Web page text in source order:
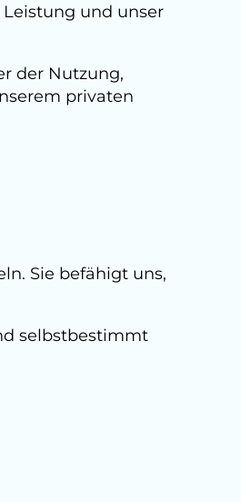
und unser
der Nutzung,
privaten
Sie befähigt uns,
selbstbestimmt